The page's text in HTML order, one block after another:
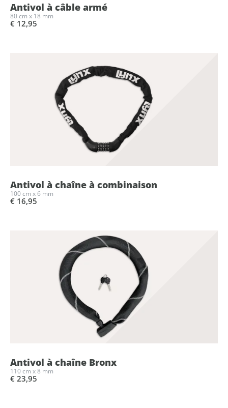
Antivol à câble armé
80 cm x 18 mm
€ 12,95
Antivol à chaîne à combinaison
100 cm x 6 mm
€ 16,95
Antivol à chaîne Bronx
110 cm x 8 mm
€ 23,95